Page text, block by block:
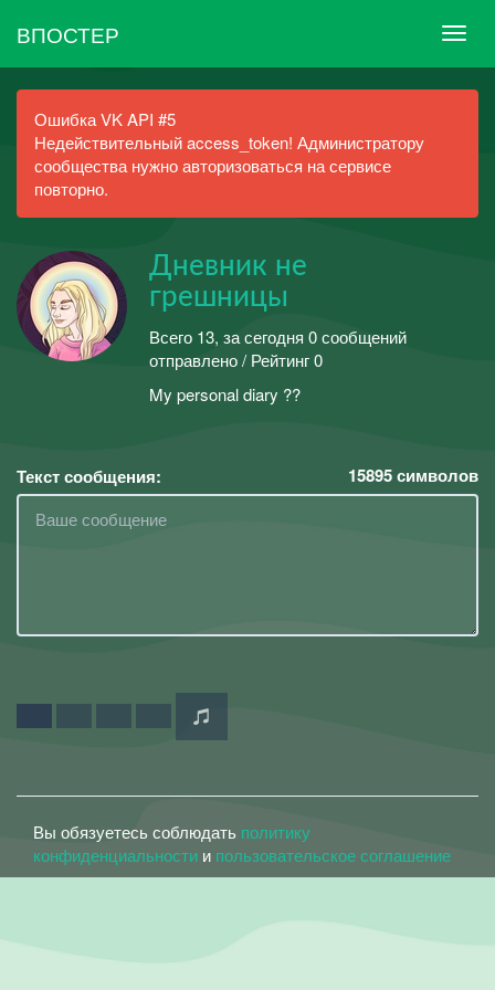
ВПОСТЕР
Ошибка VK API #5
Недействительный access_token! Администратору
сообщества нужно авторизоваться на сервисе
повторно.
Дневник не
грешницы
Всего 13, за сегодня 0 сообщений
отправлено / Рейтинг 0
My personal diary ??
Текст сообщения: 15895символов
Вы обязуетесь соблюдать политику
конфиденциальности и пользовательское соглашение